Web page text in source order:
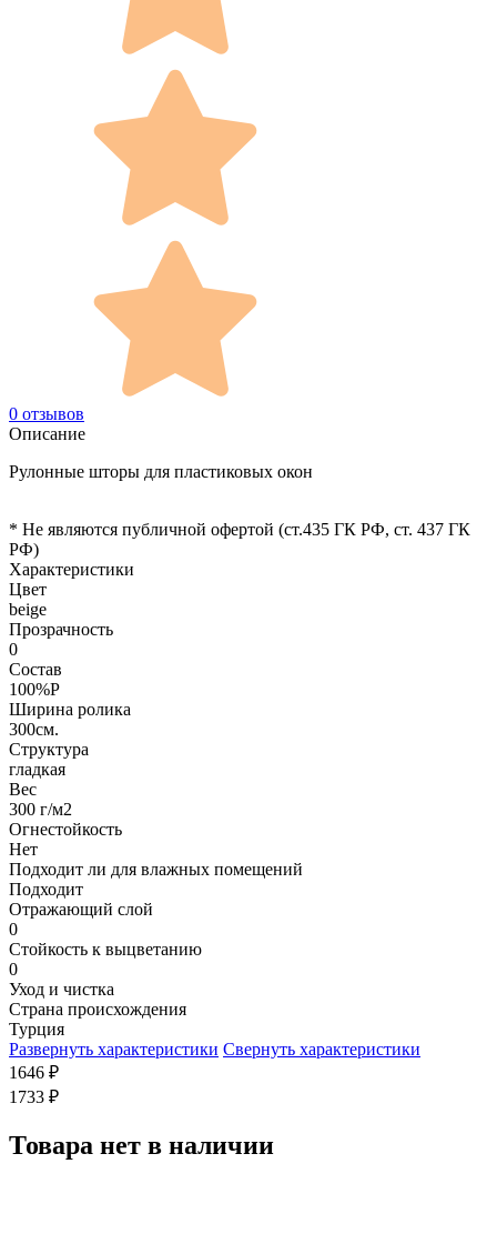
0 отзывов
Описание
Рулонные шторы для пластиковых окон
* Не являются публичной офертой (ст.435 ГК РФ, cт. 437 ГК
РФ)
Характеристики
Цвет
beige
Прозрачность
0
Состав
100%P
Ширина ролика
300см.
Структура
гладкая
Вес
300 г/м2
Огнестойкость
Нет
Подходит ли для влажных помещений
Подходит
Отражающий слой
0
Стойкость к выцветанию
0
Уход и чистка
Страна происхождения
Турция
Развернуть характеристики Свернуть характеристики
1646 ₽
1733 ₽
Товара нет в наличии